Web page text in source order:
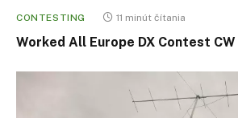
CONTESTING 11 minút čítania
Worked All Europe DX Contest